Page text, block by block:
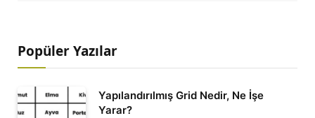
Popüler Yazılar
Yapılandırılmış Grid Nedir, Ne İşe
Yarar?